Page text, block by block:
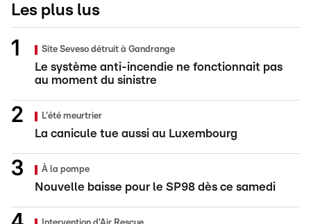
Les plus lus
Site Seveso détruit à Gandrange
Le système anti-incendie ne fonctionnait pas
au moment du sinistre
L'été meurtrier
La canicule tue aussi au Luxembourg
À la pompe
Nouvelle baisse pour le SP98 dès ce samedi